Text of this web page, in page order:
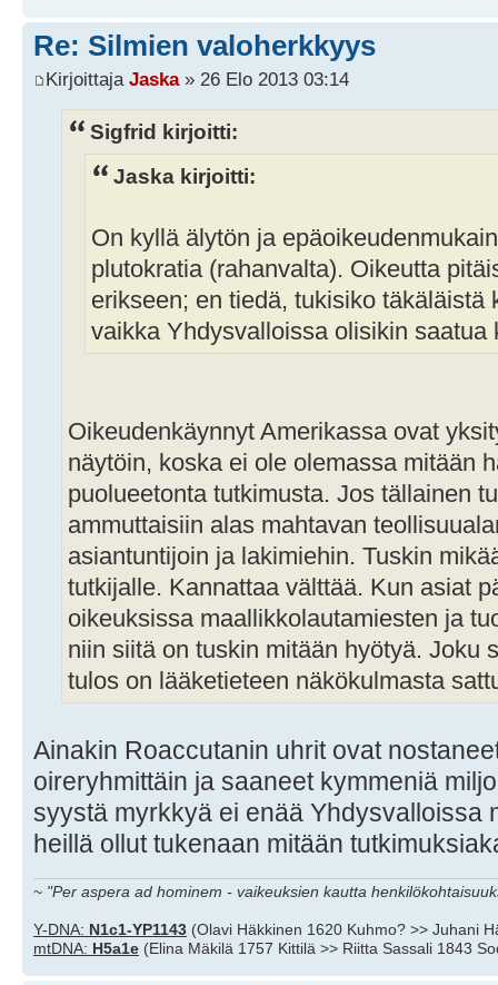
Re: Silmien valoherkkyys
Kirjoittaja Jaska» 26 Elo 2013 03:14
Sigfrid kirjoitti:
Jaska kirjoitti:
On kyllä älytön ja
plutokratia (rahanvalta). Oikeutta
erikseen; en tiedä, tukisiko täkäläistä
vaikka Yhdysvalloissa olisikin saatua
Oikeudenkäynnyt Amerikassa ovat
näytöin, koska ei ole olemassa mitään
puolueetonta tutkimusta. Jos tällainen
ammuttaisiin alas mahtavan
asiantuntijoin ja lakimiehin. Tuskin
tutkijalle. Kannattaa välttää. Kun asiat
oikeuksissa maallikkolautamiesten ja
niin siitä on tuskin mitään hyötyä. Joku
tulos on lääketieteen näkökulmasta
Ainakin Roaccutanin uhrit ovat
oireryhmittäin ja saaneet kymmeniä
syystä myrkkyä ei enää Yhdysvalloissa
heillä ollut tukenaan mitään
~ "Per aspera ad hominem - vaikeuksien kautta
Y-DNA: N1c1-YP1143 (Olavi Häkkinen 1620 Kuhmo? >> Juhani
mtDNA: H5a1e (Elina Mäkilä 1757 Kittilä >> Riitta Sassali 1843